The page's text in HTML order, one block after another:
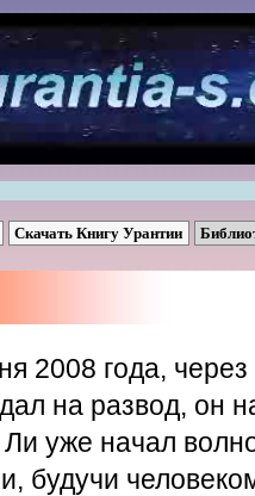
Скачать Книгу Урантии
2008 года,
на развод, он
уже начал
будучи